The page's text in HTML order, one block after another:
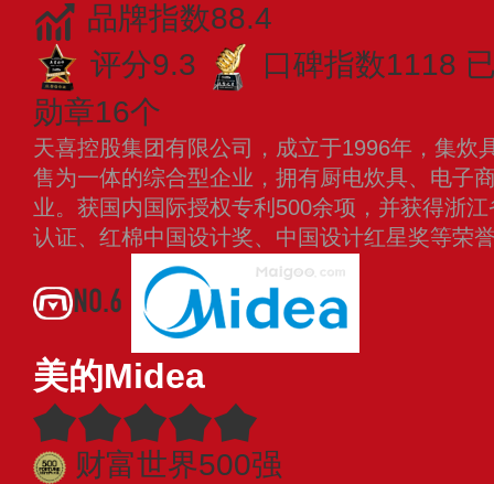
品牌指数88.4
评分9.3
口碑指数1118
勋章16个
天喜控股集团有限公司，成立于1996年，集炊
售为一体的综合型企业，拥有厨电炊具、电子
业。获国内国际授权专利500余项，并获得浙
认证、红棉中国设计奖、中国设计红星奖等荣
NO.6
美的Midea
财富世界500强